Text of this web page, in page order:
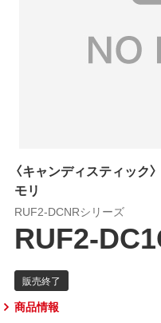
〈キャンディスティック
モリ
RUF2-DCNRシリーズ
RUF2-
商品情報